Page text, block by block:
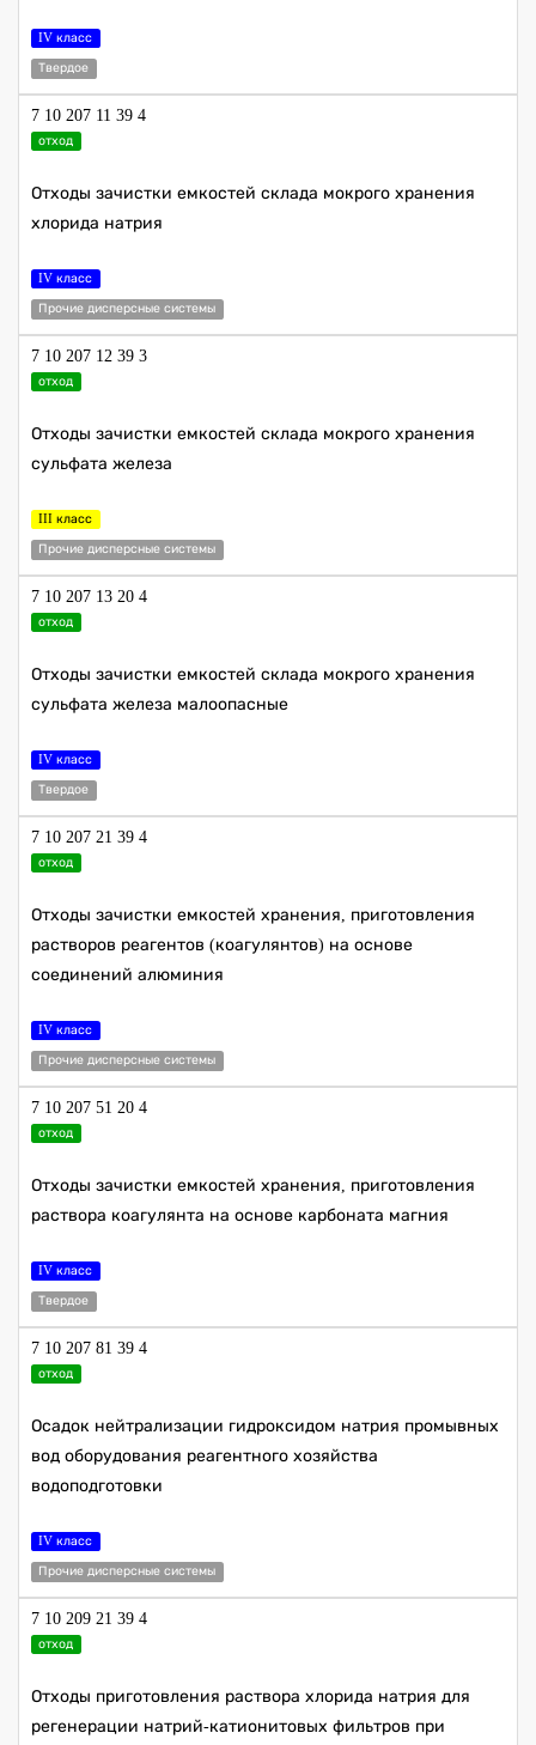
IV класс
Твердое
7 10 207 11 39 4
отход
Отходы зачистки емкостей склада мокрого хранения
хлорида натрия
IV класс
Прочие дисперсные системы
7 10 207 12 39 3
отход
Отходы зачистки емкостей склада мокрого хранения
сульфата железа
III класс
Прочие дисперсные системы
7 10 207 13 20 4
отход
Отходы зачистки емкостей склада мокрого хранения
сульфата железа малоопасные
IV класс
Твердое
7 10 207 21 39 4
отход
Отходы зачистки емкостей хранения, приготовления
растворов реагентов (коагулянтов) на основе
соединений алюминия
IV класс
Прочие дисперсные системы
7 10 207 51 20 4
отход
Отходы зачистки емкостей хранения, приготовления
раствора коагулянта на основе карбоната магния
IV класс
Твердое
7 10 207 81 39 4
отход
Осадок нейтрализации гидроксидом натрия промывных
вод оборудования реагентного хозяйства
водоподготовки
IV класс
Прочие дисперсные системы
7 10 209 21 39 4
отход
Отходы приготовления раствора хлорида натрия для
регенерации натрий-катионитовых фильтров при